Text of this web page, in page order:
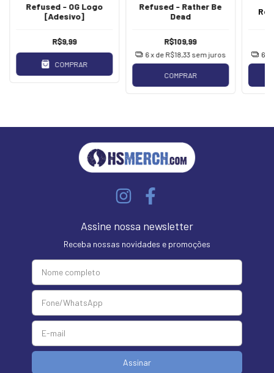
Refused - OG Logo
[Adesivo]
R$9,99
COMPRAR
Refused - Rather Be
Dead
R$109,99
6x de R$18,33 sem juros
COMPRAR
6
Assine nossa newsletter
Receba nossas novidades e promoções